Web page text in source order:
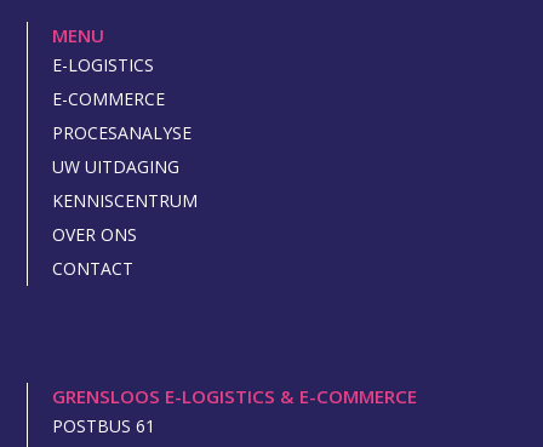
MENU
E-LOGISTICS
E-COMMERCE
PROCESANALYSE
UW UITDAGING
KENNISCENTRUM
OVER ONS
CONTACT
GRENSLOOS E-LOGISTICS & E-COMMERCE
POSTBUS 61